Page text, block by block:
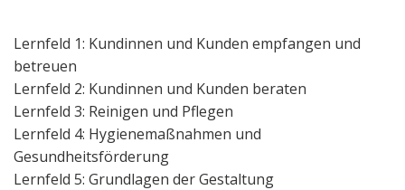
Lernfeld 1: Kundinnen und Kunden empfangen und
betreuen
Lernfeld 2: Kundinnen und Kunden beraten
Lernfeld 3: Reinigen und Pflegen
Lernfeld 4: Hygienemaßnahmen und
Gesundheitsförderung
Lernfeld 5: Grundlagen der Gestaltung